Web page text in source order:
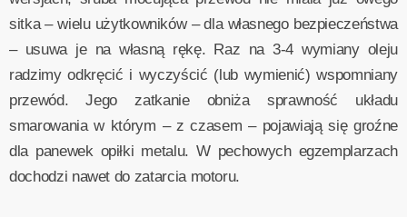
sitka – wielu użytkowników – dla własnego bezpieczeństwa
– usuwa je na własną rękę. Raz na 3-4 wymiany oleju
radzimy odkręcić i wyczyścić (lub wymienić) wspomniany
przewód. Jego zatkanie obniża sprawność układu
smarowania w którym – z czasem – pojawiają się groźne
dla panewek opiłki metalu. W pechowych egzemplarzach
dochodzi nawet do zatarcia motoru.